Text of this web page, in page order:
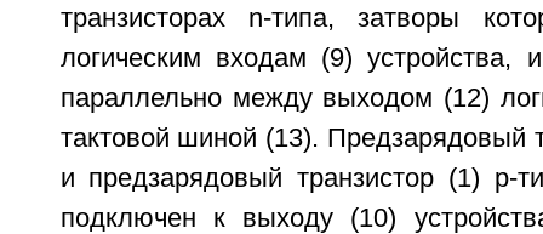
транзисторах n-типа, затворы
логическим входам (9) устройства,
параллельно между выходом (12)
тактовой шиной (13). Предзарядовый
и предзарядовый транзистор (1) р-
подключен к выходу (10)